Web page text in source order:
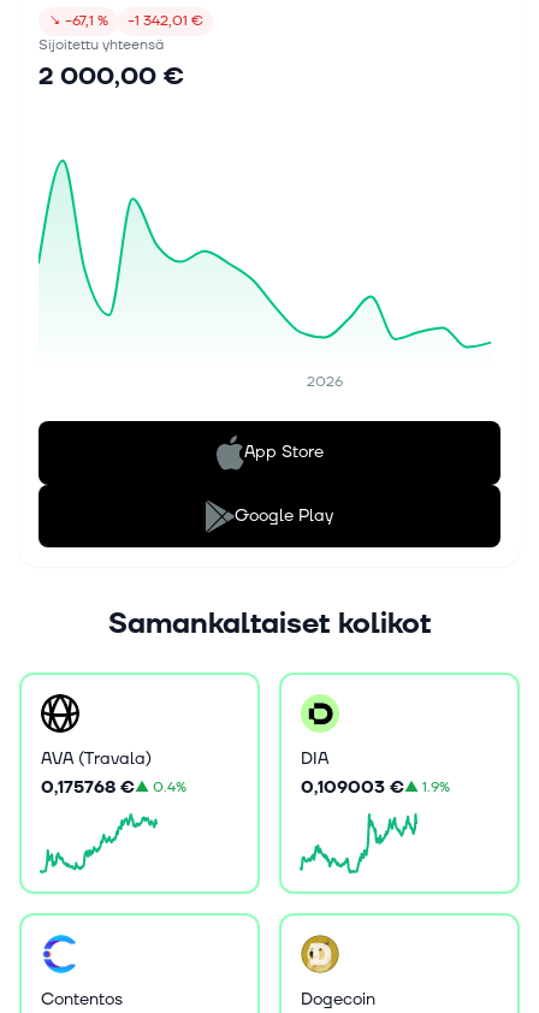
↘ −67,1 %
−1 342,01 €
Sijoitettu yhteensä
2 000,00 €
2026
App Store
Google Play
Samankaltaiset kolikot
AVA (Travala)
0,175768 €▲0.4%
DIA
0,109003 €▲1.9%
Contentos
Dogecoin